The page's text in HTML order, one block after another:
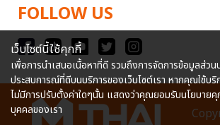
FOLLOW US
เว็บไซต์นี้ใช้คุกกี้
เพื่อการนำเสนอเนื้อหาที่ดี รวมถึงการจัดการข้อมูลส่ว
ประสบการณ์ที่ดีบนบริการของเว็บไซต์เรา หากคุณใช้บริ
ไม่มีการปรับตั้งค่าใดๆนั้น แสดงว่าคุณยอมรับนโยบายคุ
บุคคลของเรา